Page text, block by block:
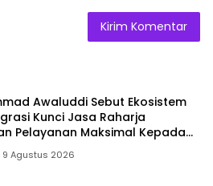
Awaluddi Sebut Ekosistem
Kunci Jasa Raharja
Pelayanan Maksimal Kepada
9 Agustus 2026